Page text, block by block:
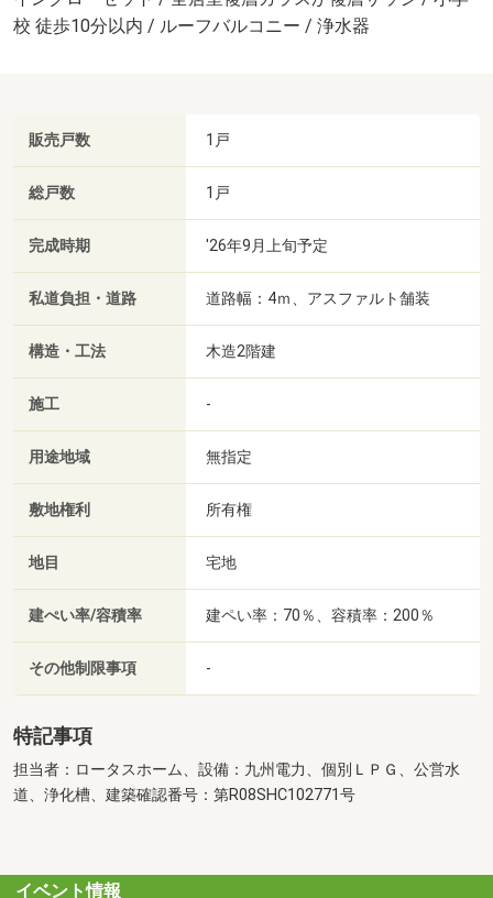
校 徒歩10分以内 / ルーフバルコニー / 浄水器
販売戸数 1戸
総戸数 1戸
完成時期 '26年9月上旬予定
私道負担・道路 道路幅：4ｍ、アスファルト舗装
構造・工法 木造2階建
施工 -
用途地域 無指定
敷地権利 所有権
地目 宅地
建ぺい率/容積率 建ペい率：70％、容積率：200％
その他制限事項 -
特記事項
担当者：ロータスホーム、設備：九州電力、個別ＬＰＧ、公営水
道、浄化槽、建築確認番号：第R08SHC102771号
イベント情報